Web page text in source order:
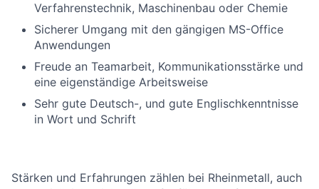
Verfahrenstechnik, Maschinenbau oder Chemie
Sicherer Umgang mit den gängigen MS-Office
Anwendungen
Freude an Teamarbeit, Kommunikationsstärke und
eine eigenständige Arbeitsweise
Sehr gute Deutsch-, und gute Englischkenntnisse
in Wort und Schrift
Stärken und Erfahrungen zählen bei Rheinmetall, auch